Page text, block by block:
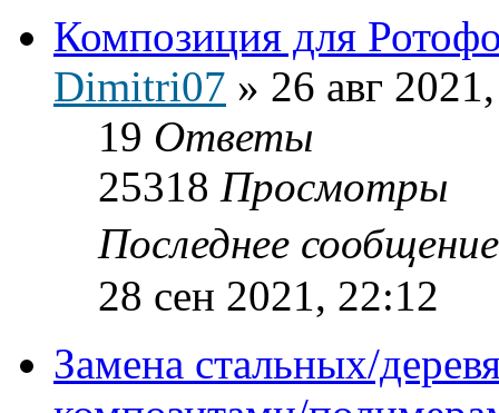
Композиция для
Dimitri07 » 26 авг
19 Ответы
25318 Просмотры
Последнее
28 сен 2021, 22:12
Замена стальных/